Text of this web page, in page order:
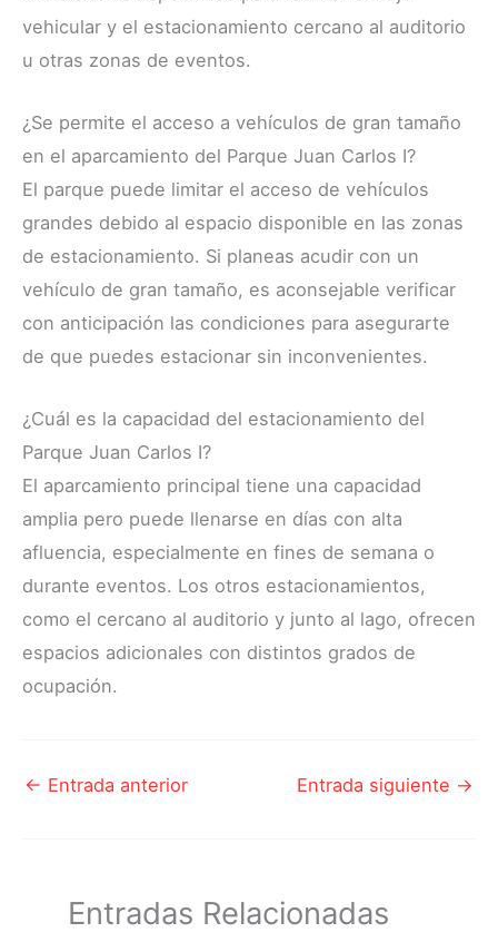
vehicular y el estacionamiento cercano al auditorio
u otras zonas de eventos.
¿Se permite el acceso a vehículos de gran tamaño
en el aparcamiento del Parque Juan Carlos I?
El parque puede limitar el acceso de vehículos
grandes debido al espacio disponible en las zonas
de estacionamiento. Si planeas acudir con un
vehículo de gran tamaño, es aconsejable verificar
con anticipación las condiciones para asegurarte
de que puedes estacionar sin inconvenientes.
¿Cuál es la capacidad del estacionamiento del
Parque Juan Carlos I?
El aparcamiento principal tiene una capacidad
amplia pero puede llenarse en días con alta
afluencia, especialmente en fines de semana o
durante eventos. Los otros estacionamientos,
como el cercano al auditorio y junto al lago, ofrecen
espacios adicionales con distintos grados de
ocupación.
← Entrada anterior Entrada siguiente →
Entradas Relacionadas